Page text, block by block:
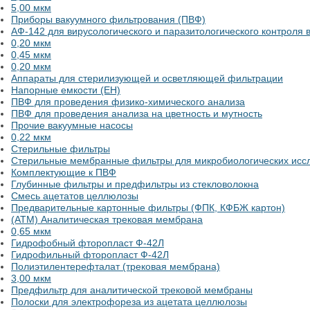
5,00 мкм
Приборы вакуумного фильтрования (ПВФ)
АФ-142 для вирусологического и паразитологического контроля
0,20 мкм
0,45 мкм
0,20 мкм
Аппараты для стерилизующей и осветляющей фильтрации
Напорные емкости (ЕН)
ПВФ для проведения физико-химического анализа
ПВФ для проведения анализа на цветность и мутность
Прочие вакуумные насосы
0,22 мкм
Стерильные фильтры
Стерильные мембранные фильтры для микробиологических
Комплектующие к ПВФ
Глубинные фильтры и предфильтры из стекловолокна
Смесь ацетатов целлюлозы
Предварительные картонные фильтры (ФПК, КФБЖ картон)
(АТМ) Аналитическая трековая мембрана
0,65 мкм
Гидрофобный фторопласт Ф-42Л
Гидрофильный фторопласт Ф-42Л
Полиэтилентерефталат (трековая мембрана)
3,00 мкм
Предфильтр для аналитической трековой мембраны
Полоски для электрофореза из ацетата целлюлозы